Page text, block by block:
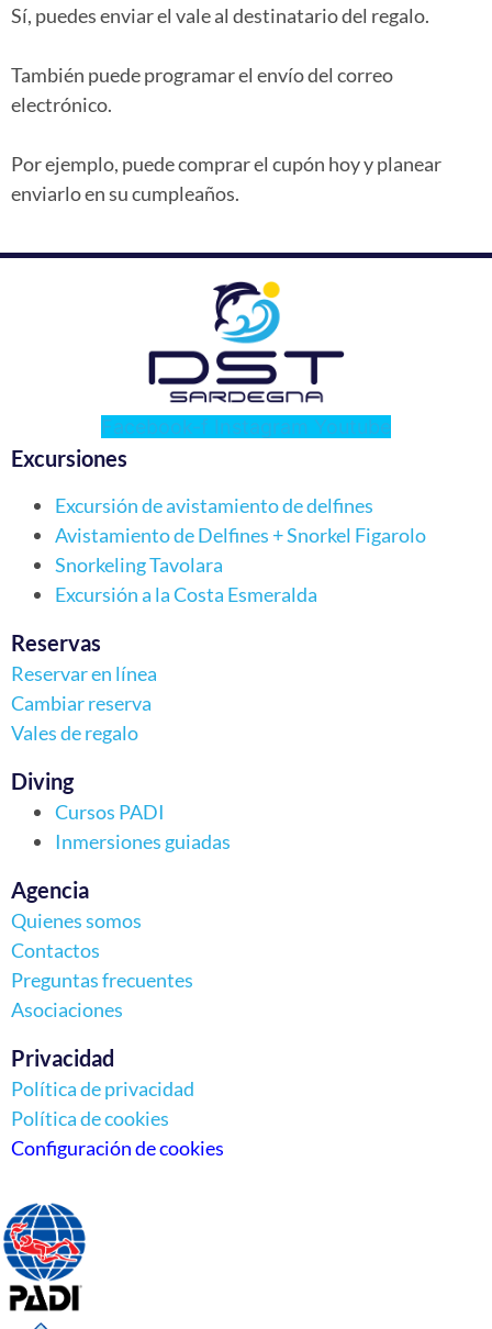
Sí, puedes enviar el vale al destinatario del regalo.
También puede programar el envío del correo
electrónico.
Por ejemplo, puede comprar el cupón hoy y planear
enviarlo en su cumpleaños.
Facebook-f Instagram Youtube
Excursiones
Excursión de avistamiento de delfines
Avistamiento de Delfines + Snorkel Figarolo
Snorkeling Tavolara
Excursión a la Costa Esmeralda
Reservas
Reservar en línea
Cambiar reserva
Vales de regalo
Diving
Cursos PADI
Inmersiones guiadas
Agencia
Quienes somos
Contactos
Preguntas frecuentes
Asociaciones
Privacidad
Política de privacidad
Política de cookies
Configuración de cookies